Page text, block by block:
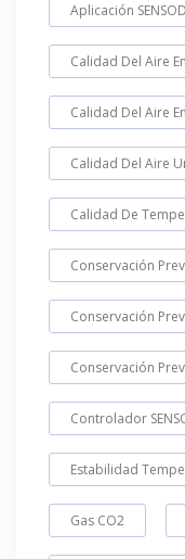
Aplicación
Calidad Del Aire
Calidad Del Aire
Calidad Del Aire
Calidad De
Conservación
Conservación
Conservación
Controlador
Estabilidad
Gas CO2